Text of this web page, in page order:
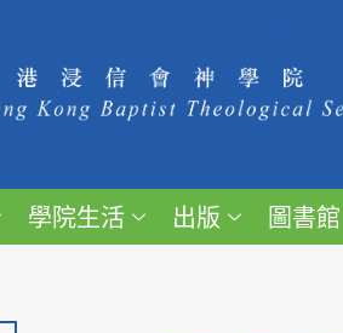
學院生活 出版 圖書館